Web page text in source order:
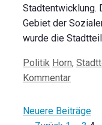
Stadtentwicklung.
Gebiet der
wurde die
Kategorien
Politik Horn,
Kommentar
Beitrags-
Neuere Beiträge